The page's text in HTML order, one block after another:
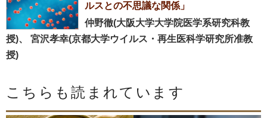
ルスとの不思議な関係」
仲野徹(大阪大学大学院医学系研究科教
授)、 宮沢孝幸(京都大学ウイルス・再生医科学研究所准教
授)
こちらも読まれています